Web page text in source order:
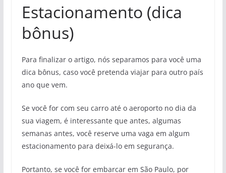
Estacionamento (dica
bônus)
Para finalizar o artigo, nós separamos para você uma
dica bônus, caso você pretenda viajar para outro país
ano que vem.
Se você for com seu carro até o aeroporto no dia da
sua viagem, é interessante que antes, algumas
semanas antes, você reserve uma vaga em algum
estacionamento para deixá-lo em segurança.
Portanto, se você for embarcar em São Paulo, por